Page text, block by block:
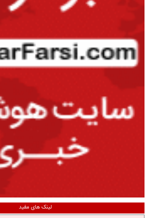
لینک های مفید